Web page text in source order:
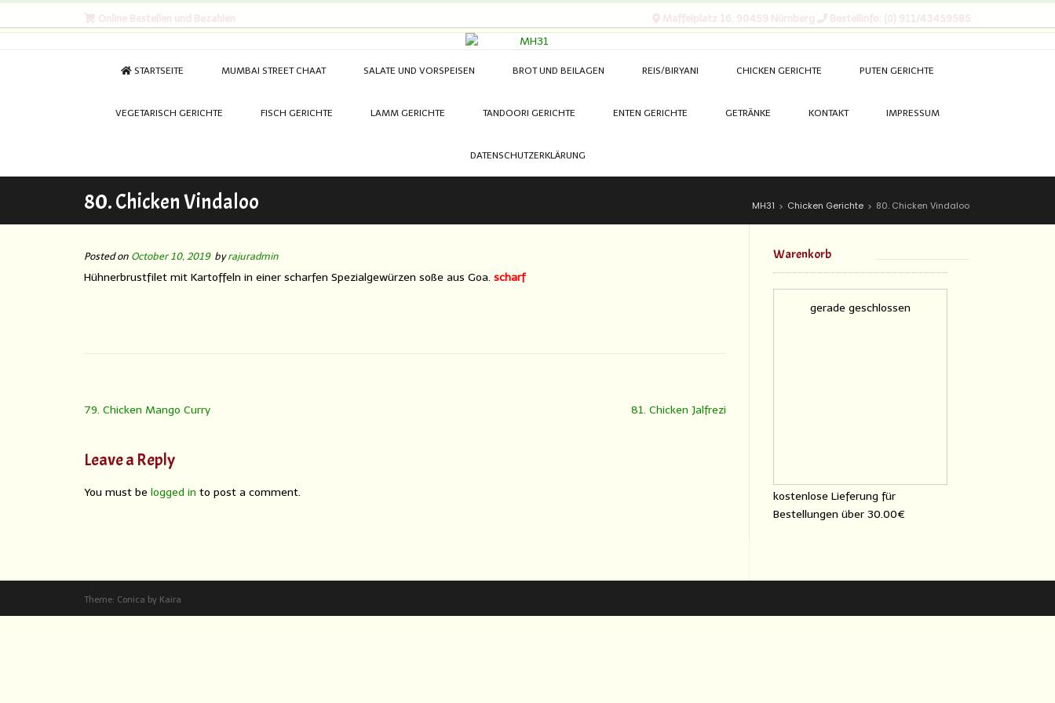
Online Bestellen und Bezahlen Maffeiplatz 16, 90459 Nürnberg Bestellinfo: (0) 911/43459585
STARTSEITE MUMBAI STREET CHAAT SALATE UND VORSPEISEN BROT UND BEILAGEN REIS/BIRYANI CHICKEN GERICHTE PUTEN GERICHTE
VEGETARISCH GERICHTE FISCH GERICHTE LAMM GERICHTE TANDOORI GERICHTE ENTEN GERICHTE GETRÄNKE KONTAKT IMPRESSUM
DATENSCHUTZERKLÄRUNG
80. Chicken Vindaloo MH31 > Chicken Gerichte > 80. Chicken Vindaloo
Posted on October 10, 2019 byrajuradmin
Hühnerbrustfilet mit Kartoffeln in einer scharfen Spezialgewürzen soße aus Goa. scharf
79. Chicken Mango Curry 81. Chicken Jalfrezi
Leave a Reply
You must be logged in to post a comment.
Warenkorb
gerade geschlossen
kostenlose Lieferung für
Bestellungen über 30.00€
Theme: Conica by Kaira